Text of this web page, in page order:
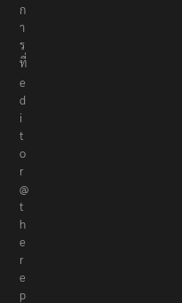
ก
า
ร
ที่
e
d
i
t
o
r
@
t
h
e
r
e
p